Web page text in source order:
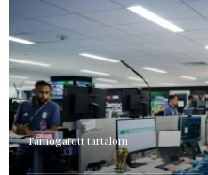
Támogatott tartalom